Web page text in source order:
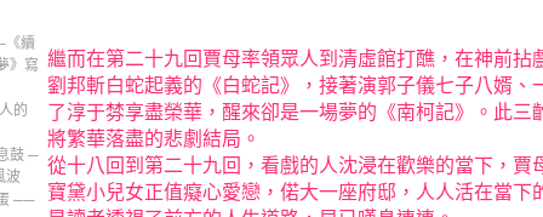
《續
》寫
的
鼓 ─
波
──
繼而在第二十九回賈母率領眾人到清虛館打醮，在神前拈
劉邦斬白蛇起義的《白蛇記》，接著演郭子儀七子八婿、
了淳于棼享盡榮華，醒來卻是一場夢的《南柯記》。此三
將繁華落盡的悲劇結局。
從十八回到第二十九回，看戲的人沈浸在歡樂的當下，賈
寶黛小兒女正值癡心愛戀，偌大一座府邸，人人活在當下